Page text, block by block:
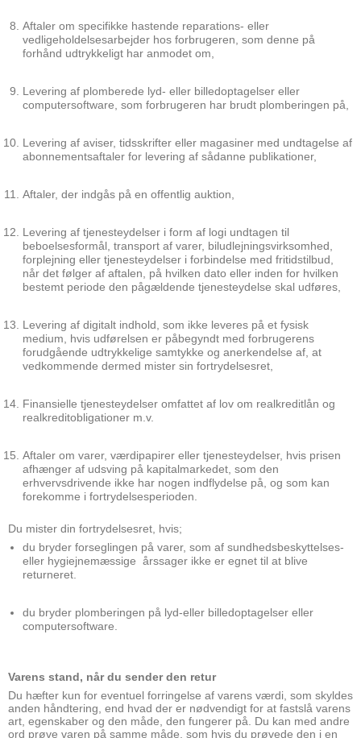
Aftaler om specifikke hastende reparations- eller
vedligeholdelsesarbejder hos forbrugeren, som denne på
forhånd udtrykkeligt har anmodet om,
Levering af plomberede lyd- eller billedoptagelser eller
computersoftware, som forbrugeren har brudt plomberingen på,
Levering af aviser, tidsskrifter eller magasiner med undtagelse af
abonnementsaftaler for levering af sådanne publikationer,
Aftaler, der indgås på en offentlig auktion,
Levering af tjenesteydelser i form af logi undtagen til
beboelsesformål, transport af varer, biludlejningsvirksomhed,
forplejning eller tjenesteydelser i forbindelse med fritidstilbud,
når det følger af aftalen, på hvilken dato eller inden for hvilken
bestemt periode den pågældende tjenesteydelse skal udføres,
Levering af digitalt indhold, som ikke leveres på et fysisk
medium, hvis udførelsen er påbegyndt med forbrugerens
forudgående udtrykkelige samtykke og anerkendelse af, at
vedkommende dermed mister sin fortrydelsesret,
Finansielle tjenesteydelser omfattet af lov om realkreditlån og
realkreditobligationer m.v.
Aftaler om varer, værdipapirer eller tjenesteydelser, hvis prisen
afhænger af udsving på kapitalmarkedet, som den
erhvervsdrivende ikke har nogen indflydelse på, og som kan
forekomme i fortrydelsesperioden.
Du mister din fortrydelsesret, hvis;
du bryder forseglingen på varer, som af sundhedsbeskyttelses-
eller hygiejnemæssige årssager ikke er egnet til at blive
returneret.
du bryder plomberingen på lyd-eller billedoptagelser eller
computersoftware.
Varens stand, når du sender den retur
Du hæfter kun for eventuel forringelse af varens værdi, som skyldes
anden håndtering, end hvad der er nødvendigt for at fastslå varens
art, egenskaber og den måde, den fungerer på. Du kan med andre
ord prøve varen på samme måde, som hvis du prøvede den i en